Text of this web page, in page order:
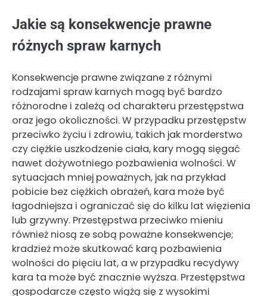
Jakie są konsekwencje prawne
różnych spraw karnych
Konsekwencje prawne związane z różnymi
rodzajami spraw karnych mogą być bardzo
różnorodne i zależą od charakteru przestępstwa
oraz jego okoliczności. W przypadku przestępstw
przeciwko życiu i zdrowiu, takich jak morderstwo
czy ciężkie uszkodzenie ciała, kary mogą sięgać
nawet dożywotniego pozbawienia wolności. W
sytuacjach mniej poważnych, jak na przykład
pobicie bez ciężkich obrażeń, kara może być
łagodniejsza i ograniczać się do kilku lat więzienia
lub grzywny. Przestępstwa przeciwko mieniu
również niosą ze sobą poważne konsekwencje;
kradzież może skutkować karą pozbawienia
wolności do pięciu lat, a w przypadku recydywy
kara ta może być znacznie wyższa. Przestępstwa
gospodarcze często wiążą się z wysokimi